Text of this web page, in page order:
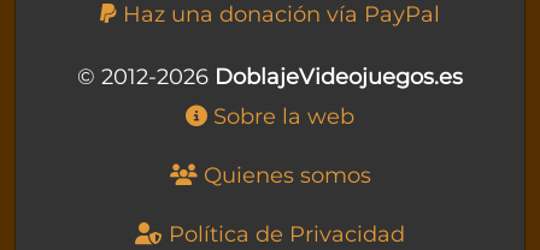
Haz una donación vía PayPal
© 2012-2026 DoblajeVideojuegos.es
Sobre la web
Quienes somos
Política de Privacidad